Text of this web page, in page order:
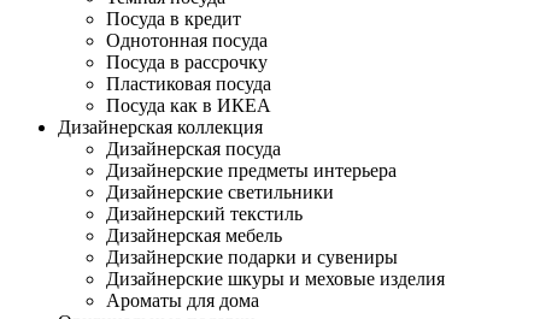
Посуда в кредит
Однотонная посуда
Посуда в рассрочку
Пластиковая посуда
Посуда как в ИКЕА
Дизайнерская коллекция
Дизайнерская посуда
Дизайнерские предметы интерьера
Дизайнерские светильники
Дизайнерский текстиль
Дизайнерская мебель
Дизайнерские подарки и сувениры
Дизайнерские шкуры и меховые изделия
Ароматы для дома